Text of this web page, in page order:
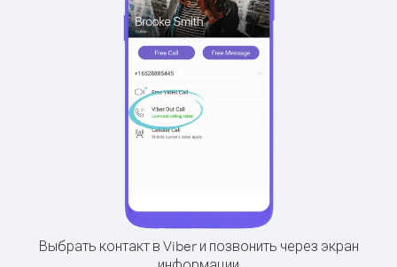
Выбрать контакт в Viber и позвонить через экран